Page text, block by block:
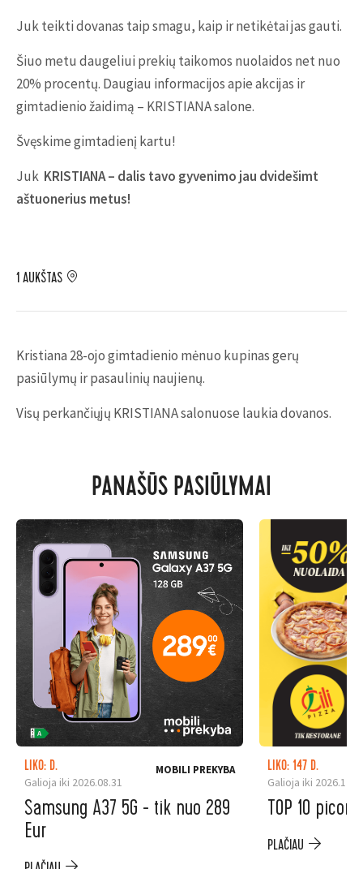
Juk teikti dovanas taip smagu, kaip ir netikėtai jas gauti.
Šiuo metu daugeliui prekių taikomos nuolaidos net nuo
20% procentų. Daugiau informacijos apie akcijas ir
gimtadienio žaidimą – KRISTIANA salone.
Švęskime gimtadienį kartu!
Juk KRISTIANA – dalis tavo gyvenimo jau dvidešimt
aštuonerius metus!
1 AUKŠTAS
Kristiana 28-ojo gimtadienio mėnuo kupinas gerų
pasiūlymų ir pasaulinių naujienų.
Visų perkančiųjų KRISTIANA salonuose laukia dovanos.
PANAŠŪS PASIŪLYMAI
LIKO: D.
Galioja iki 2026.08.31
MOBILI PREKYBA
Samsung A37 5G - tik nuo 289
Eur
LIKO: 147 D.
Galioja iki
TOP 10
PLAČIAU